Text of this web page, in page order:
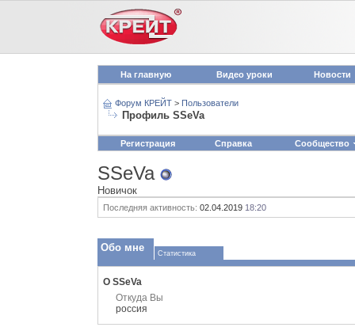
На главную Видео уроки Новости
Форум КРЕЙТ > Пользователи
Профиль SSeVa
Регистрация Справка Сообщество
SSeVa
Новичок
Последняя активность: 02.04.2019 18:20
Обо мне Статистика
О SSeVa
Откуда Вы
россия